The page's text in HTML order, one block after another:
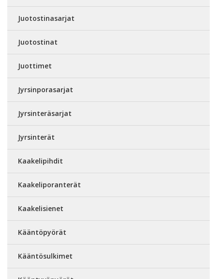
Juotostinasarjat
Juotostinat
Juottimet
Jyrsinporasarjat
Jyrsinteräsarjat
Jyrsinterät
Kaakelipihdit
Kaakeliporanterät
Kaakelisienet
Kääntöpyörät
Kääntösulkimet